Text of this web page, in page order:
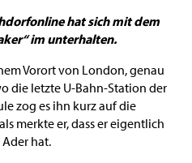
hat sich mit dem
im unterhalten.
Vorort von London, genau
die letzte U-Bahn-Station der
zog es ihn kurz auf die
merkte er, dass er eigentlich
hat.